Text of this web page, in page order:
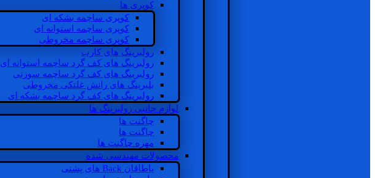
کوپری ها
کوپری ساچمه بشکه ای
کوپری ساچمه استوانه ای
کوپری ساچمه مخروطی
رولبرینگ های کارب
رولبرینگ های کف گرد ساچمه استوانه ای
رولبرینگ های کف گرد ساچمه سوزنی
بلبرینگ های رانش غلتکی مخروطی
رولبرینگ های کف گرد ساچمه بشکه ای
لوازم جانبی رولبرینگ ها
چاگنت ها
چاگنت ها
مهره چاگنت ها
محصولات مهندسی شده
یاطاقان Back های پشتی